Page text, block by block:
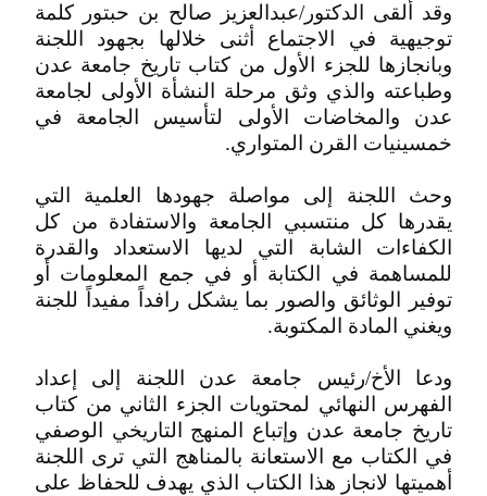
وقد ألقى الدكتور/عبدالعزيز صالح بن حبتور كلمة
توجيهية في الاجتماع أثنى خلالها بجهود اللجنة
وبانجازها للجزء الأول من كتاب تاريخ جامعة عدن
وطباعته والذي وثق مرحلة النشأة الأولى لجامعة
عدن والمخاضات الأولى لتأسيس الجامعة في
خمسينيات القرن المتواري.
وحث اللجنة إلى مواصلة جهودها العلمية التي
يقدرها كل منتسبي الجامعة والاستفادة من كل
الكفاءات الشابة التي لديها الاستعداد والقدرة
للمساهمة في الكتابة أو في جمع المعلومات أو
توفير الوثائق والصور بما يشكل رافداً مفيداً للجنة
ويغني المادة المكتوبة.
ودعا الأخ/رئيس جامعة عدن اللجنة إلى إعداد
الفهرس النهائي لمحتويات الجزء الثاني من كتاب
تاريخ جامعة عدن وإتباع المنهج التاريخي الوصفي
في الكتاب مع الاستعانة بالمناهج التي ترى اللجنة
أهميتها لانجاز هذا الكتاب الذي يهدف للحفاظ على